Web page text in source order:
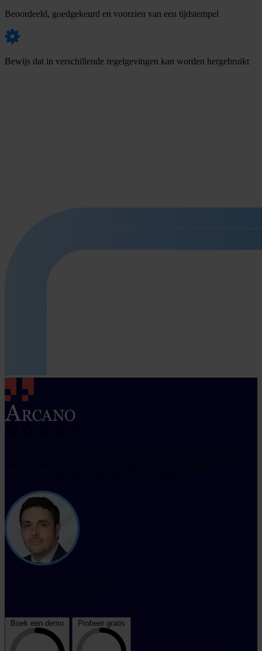
Beoordeeld, goedgekeurd en voorzien van een tijdstempel
Bewijs dat in verschillende regelgevingen kan worden hergebruikt
Boek een demo Probeer gratis